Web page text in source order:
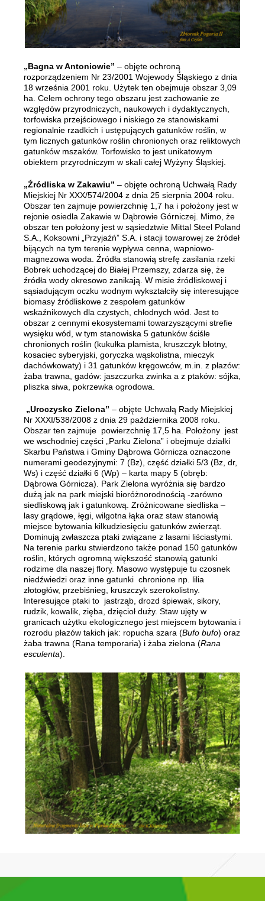
„Bagna w Antoniowie” – objęte ochroną
rozporządzeniem Nr 23/2001 Wojewody Śląskiego z dnia
18 września 2001 roku. Użytek ten obejmuje obszar 3,09
ha. Celem ochrony tego obszaru jest zachowanie ze
względów przyrodniczych, naukowych i dydaktycznych,
torfowiska przejściowego i niskiego ze stanowiskami
regionalnie rzadkich i ustępujących gatunków roślin, w
tym licznych gatunków roślin chronionych oraz reliktowych
gatunków mszaków. Torfowisko to jest unikatowym
obiektem przyrodniczym w skali całej Wyżyny Śląskiej.
„Źródliska w Zakawiu” – objęte ochroną Uchwałą Rady
Miejskiej Nr XXX/574/2004 z dnia 25 sierpnia 2004 roku.
Obszar ten zajmuje powierzchnię 1,7 ha i położony jest w
rejonie osiedla Zakawie w Dąbrowie Górniczej. Mimo, że
obszar ten położony jest w sąsiedztwie Mittal Steel Poland
S.A., Koksowni „Przyjaźń” S.A. i stacji towarowej ze źródeł
bijących na tym terenie wypływa cenna, wapniowo-
magnezowa woda. Źródła stanowią strefę zasilania rzeki
Bobrek uchodzącej do Białej Przemszy, zdarza się, że
źródła wody okresowo zanikają. W misie źródliskowej i
sąsiadującym oczku wodnym wykształciły się interesujące
biomasy źródliskowe z zespołem gatunków
wskaźnikowych dla czystych, chłodnych wód. Jest to
obszar z cennymi ekosystemami towarzyszącymi strefie
wysięku wód, w tym stanowiska 5 gatunków ściśle
chronionych roślin (kukułka plamista, kruszczyk błotny,
kosaciec syberyjski, goryczka wąskolistna, mieczyk
dachówkowaty) i 31 gatunków kręgowców, m.in. z płazów:
żaba trawna, gadów: jaszczurka zwinka a z ptaków: sójka,
pliszka siwa, pokrzewka ogrodowa.
„Uroczysko Zielona” – objęte Uchwałą Rady Miejskiej
Nr XXXI/538/2008 z dnia 29 października 2008 roku.
Obszar ten zajmuje powierzchnię 17,5 ha. Położony jest
we wschodniej części „Parku Zielona” i obejmuje działki
Skarbu Państwa i Gminy Dąbrowa Górnicza oznaczone
numerami geodezyjnymi: 7 (Bz), część działki 5/3 (Bz, dr,
Ws) i część działki 6 (Wp) – karta mapy 5 (obręb:
Dąbrowa Górnicza). Park Zielona wyróżnia się bardzo
dużą jak na park miejski bioróżnorodnością -zarówno
siedliskową jak i gatunkową. Zróżnicowane siedliska –
lasy grądowe, łęgi, wilgotna łąka oraz staw stanowią
miejsce bytowania kilkudziesięciu gatunków zwierząt.
Dominują zwłaszcza ptaki związane z lasami liściastymi.
Na terenie parku stwierdzono także ponad 150 gatunków
roślin, których ogromną większość stanowią gatunki
rodzime dla naszej flory. Masowo występuje tu czosnek
niedźwiedzi oraz inne gatunki chronione np. lilia
złotogłów, przebiśnieg, kruszczyk szerokolistny.
Interesujące ptaki to jastrząb, drozd śpiewak, sikory,
rudzik, kowalik, zięba, dzięcioł duży. Staw ujęty w
granicach użytku ekologicznego jest miejscem bytowania i
rozrodu płazów takich jak: ropucha szara (Bufo bufo) oraz
żaba trawna (Rana temporaria) i żaba zielona (Rana
esculenta).